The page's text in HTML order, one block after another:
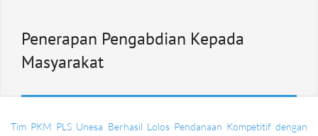
Penerapan Pengabdian Kepada
Masyarakat
Tim PKM PLS Unesa Berhasil Lolos Pendanaan Kompetitif dengan